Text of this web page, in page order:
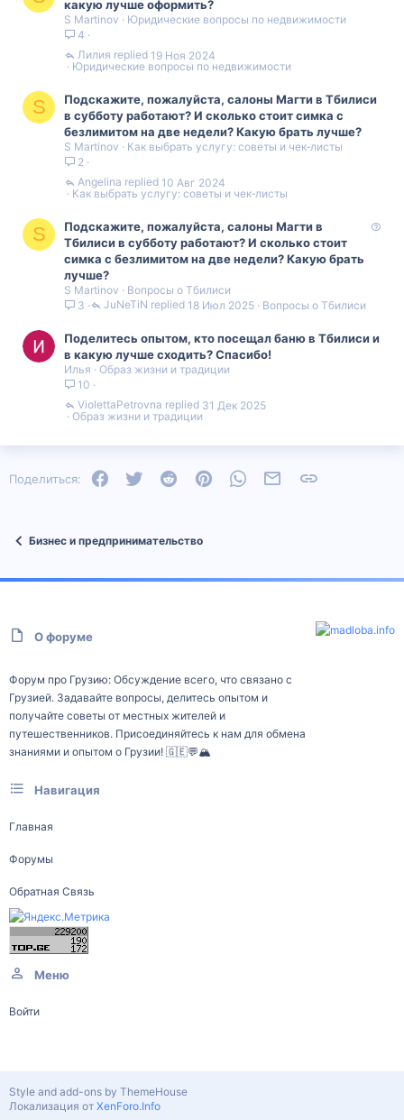
какую лучше оформить?
S Martinov
Юридические вопросы по недвижимости
4
Юридические вопросы по недвижимости
19 Ноя 2024
Лилия
S
Подскажите, пожалуйста, салоны Магти в Тбилиси
в субботу работают? И сколько стоит симка с
безлимитом на две недели? Какую брать лучше?
S Martinov
Как выбрать услугу: советы и чек‑листы
2
Как выбрать услугу: советы и чек‑листы
10 Авг 2024
Angelina
S
Подскажите, пожалуйста, салоны Магти в
Тбилиси в субботу работают? И сколько стоит
симка с безлимитом на две недели? Какую брать
лучше?
S Martinov
Вопросы о Тбилиси
3
Вопросы о Тбилиси
18 Июл 2025
JuNeTiN
Поделитесь опытом, кто посещал баню в Тбилиси и
в какую лучше сходить? Спасибо!
Илья
Образ жизни и традиции
10
Образ жизни и традиции
31 Дек 2025
ViolettaPetrovna
Поделиться: FacebookTwitter Reddit PinterestWhatsAppЭлектронная почта
Бизнес и предпринимательство
О форуме
Форум про Грузию: Обсуждение всего, что связано с
Грузией. Задавайте вопросы, делитесь опытом и
получайте советы от местных жителей и
путешественников. Присоединяйтесь к нам для обмена
знаниями и опытом о Грузии! 🇬🇪💬🏔️
Навигация
Главная
Форумы
Обратная Связь
Меню
Войти
Style and add-ons by ThemeHouse
Локализация от XenForo.Info